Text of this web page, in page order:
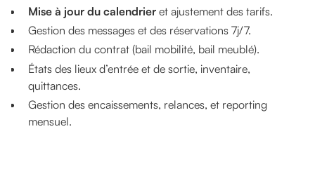
Mise à jour du calendrier et ajustement des tarifs.
Gestion des messages et des réservations 7j/7.
Rédaction du contrat (bail mobilité, bail meublé).
États des lieux d’entrée et de sortie, inventaire,
quittances.
Gestion des encaissements, relances, et reporting
mensuel.